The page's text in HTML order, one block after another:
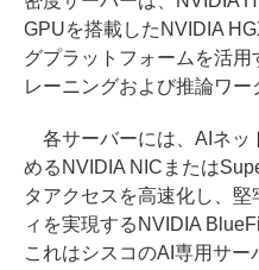
GPUを搭載したNVIDIA
グプラットフォームを活用
レーニングおよび推論ワー
各サーバーには、AIネッ
めるNVIDIA NICまたは
タアクセスを高速化し、
ィを実現するNVIDIA
これはシスコのAI専用サ